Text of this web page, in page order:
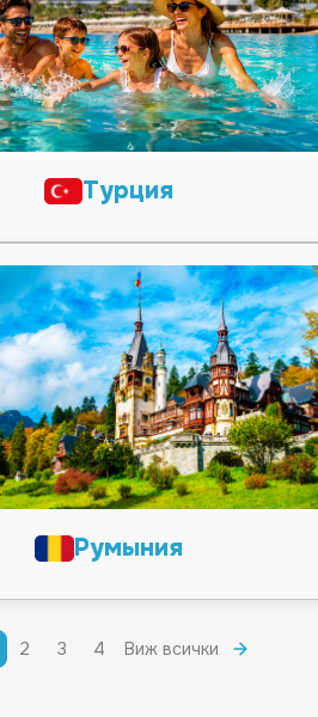
Турция
Румыния
2 3 4 Виж всички